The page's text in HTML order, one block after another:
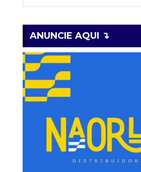
ANUNCIE AQUI ↴